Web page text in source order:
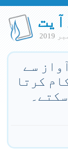
آیت
سے
کرتا